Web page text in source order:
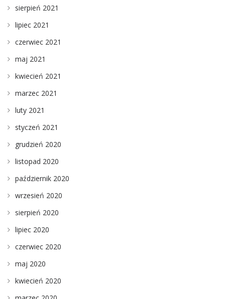
sierpień 2021
lipiec 2021
czerwiec 2021
maj 2021
kwiecień 2021
marzec 2021
luty 2021
styczeń 2021
grudzień 2020
listopad 2020
październik 2020
wrzesień 2020
sierpień 2020
lipiec 2020
czerwiec 2020
maj 2020
kwiecień 2020